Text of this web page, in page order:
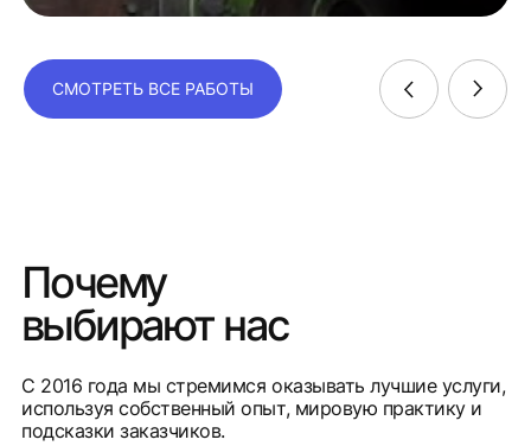
СМОТРЕТЬ ВСЕ РАБОТЫ
Почему
выбирают нас
С 2016 года мы стремимся оказывать лучшие услуги,
используя собственный опыт, мировую практику и
подсказки заказчиков.